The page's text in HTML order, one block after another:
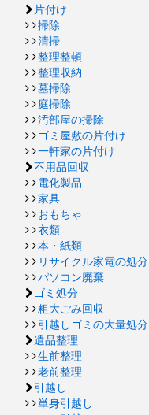
片付け
掃除
清掃
整理整頓
整理収納
墓掃除
庭掃除
汚部屋の掃除
ゴミ屋敷の片付け
一軒家の片付け
不用品回収
電化製品
家具
おもちゃ
衣類
本・紙類
リサイクル家電の処分
パソコン廃棄
ゴミ処分
粗大ごみ回収
引越しゴミの大量処分
遺品整理
生前整理
老前整理
引越し
単身引越し